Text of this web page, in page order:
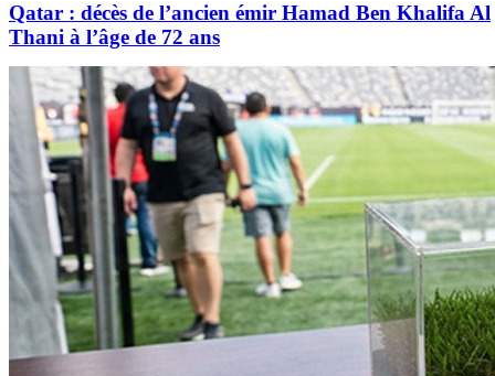
Qatar : décès de l’ancien émir Hamad Ben Khalifa Al
Thani à l’âge de 72 ans